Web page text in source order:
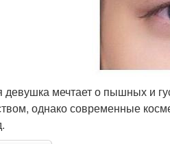
мечтает о пышных и
однако современные